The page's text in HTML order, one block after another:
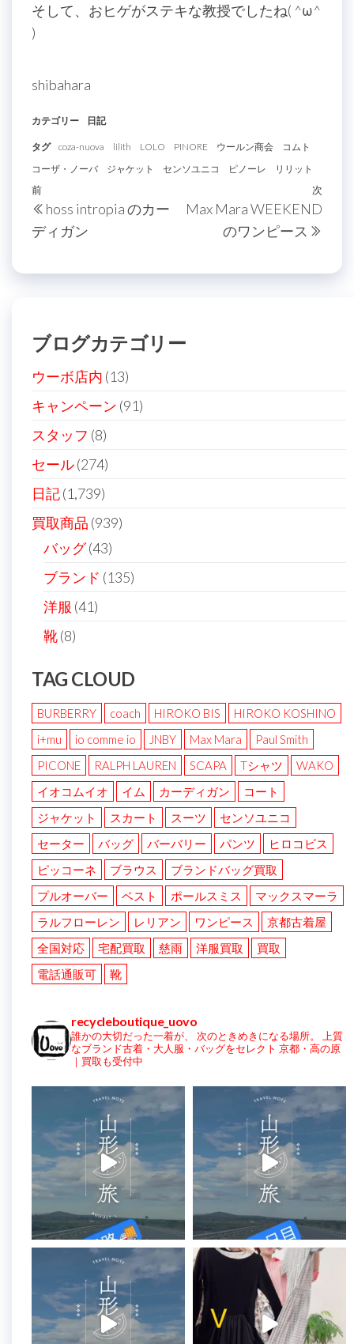
そして、おヒゲがステキな教授でしたね( ^ω^
)
shibahara
カテゴリー 日記
タグ coza-nuova lilith LOLO PINORE ウールン商会
コムト
コーザ・ノーバ
ジャケット センソユニコ ピノーレ リリット
投
稿
ナ
ビ
シ
ョ
ン
過
去
の
前
hoss intropia のカー
ディガン
次
次
Max Mara WEEKEND
のワンピース
ブログカテゴリー
ウーボ店内 (13)
キャンペーン (91)
スタッフ (8)
セール(274)
日記(1,739)
買取商品 (939)
バッグ(43)
ブランド (135)
洋服 (41)
靴(8)
TAG CLOUD
BURBERRY coach HIROKO BIS
HIROKO KOSHINO
i+mu
io comme io JNBY Max Mara
Paul Smith
PICONE
RALPH LAUREN SCAPA Tシャツ
WAKO
イオコムイオ
イム カーディガン
コート
ジャケット
スカート スーツ
センソユニコ
セーター
バッグ バーバリー パンツ
ヒロコビス
ピッコーネ
ブラウス
ブランドバッグ買取
プルオーバー
ベスト ポールスミス
マックスマーラ
ラルフローレン
レリアン ワンピース
京都古着屋
全国対応
宅配買取 慈雨 洋服買取
買取
電話通販可
靴
recycleboutique_uovo
誰かの大切だった一着が、 次のときめきになる場所。
上質
なブランド古着・大人服・バッグをセレクト 京都・高の原
｜買取も受付中